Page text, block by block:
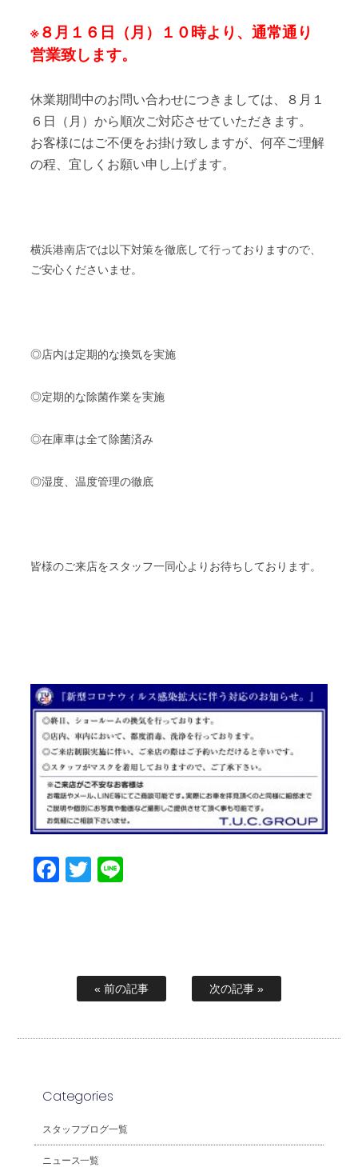
※８月１６日（月）１０時より、通常通り
営業致します。
休業期間中のお問い合わせにつきましては、８月１
６日（月）から順次ご対応させていただきます。
お客様にはご不便をお掛け致しますが、何卒ご理解
の程、宜しくお願い申し上げます。
横浜港南店では以下対策を徹底して行っておりますので、
ご安心くださいませ。
◎店内は定期的な換気を実施
◎定期的な除菌作業を実施
◎在庫車は全て除菌済み
◎湿度、温度管理の徹底
皆様のご来店をスタッフ一同心よりお待ちしております。
Facebook
Twitter
« 前の記事 次の記事 »
Categories
スタッフブログ一覧
ニュース一覧